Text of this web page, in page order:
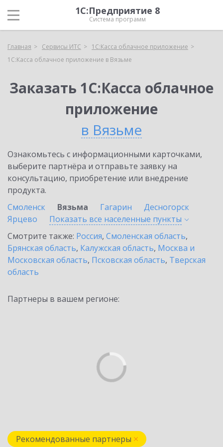
1С:Предприятие 8
Система программ
Главная Сервисы ИТС
1С:Касса облачное приложение
1С:Касса облачное приложение в Вязьме
Заказать 1С:Касса облачное
приложение
в Вязьме
Ознакомьтесь с информационными карточками,
выберите партнёра и отправьте заявку на
консультацию, приобретение или внедрение
продукта.
Смоленск
Вязьма Гагарин
Десногорск
Ярцево
Показать все населенные пункты
Смотрите также: Россия, Смоленская область,
Брянская область, Калужская область, Москва и
Московская область, Псковская область, Тверская
область
Партнеры в вашем регионе:
Рекомендованные партнеры